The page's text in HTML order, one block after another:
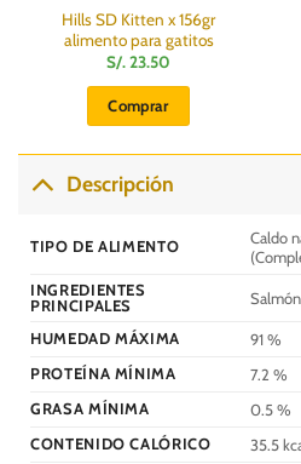
Hills SD Kitten x 156gr
alimento para gatitos
S/.23.50
Comprar
Descripción
TIPO DE ALIMENTO
Caldo
INGREDIENTES
PRINCIPALES
HUMEDAD MÁXIMA
91 %
PROTEÍNA MÍNIMA
7.2 %
GRASA MÍNIMA
0.5 %
CONTENIDO CALÓRICO
35.5